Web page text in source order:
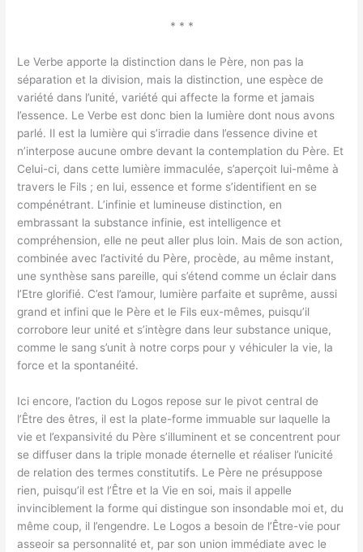
* * *
Le Verbe apporte la distinction dans le Père, non pas la
séparation et la division, mais la distinction, une espèce de
variété dans l’unité, variété qui affecte la forme et jamais
l’essence. Le Verbe est donc bien la lumière dont nous avons
parlé. Il est la lumière qui s’irradie dans l’essence divine et
n’interpose aucune ombre devant la contemplation du Père. Et
Celui-ci, dans cette lumière immaculée, s’aperçoit lui-même à
travers le Fils ; en lui, essence et forme s’identifient en se
compénétrant. L’infinie et lumineuse distinction, en
embrassant la substance infinie, est intelligence et
compréhension, elle ne peut aller plus loin. Mais de son action,
combinée avec l’activité du Père, procède, au même instant,
une synthèse sans pareille, qui s’étend comme un éclair dans
l’Etre glorifié. C’est l’amour, lumière parfaite et suprême, aussi
grand et infini que le Père et le Fils eux-mêmes, puisqu’il
corrobore leur unité et s’intègre dans leur substance unique,
comme le sang s’unit à notre corps pour y véhiculer la vie, la
force et la spontanéité.
Ici encore, l’action du Logos repose sur le pivot central de
l’Être des êtres, il est la plate-forme immuable sur laquelle la
vie et l’expansivité du Père s’illuminent et se concentrent pour
se diffuser dans la triple monade éternelle et réaliser l’unicité
de relation des termes constitutifs. Le Père ne présuppose
rien, puisqu’il est l’Être et la Vie en soi, mais il appelle
invinciblement la forme qui distingue son insondable moi et, du
même coup, il l’engendre. Le Logos a besoin de l’Être-vie pour
asseoir sa personnalité et, par son union immédiate avec le